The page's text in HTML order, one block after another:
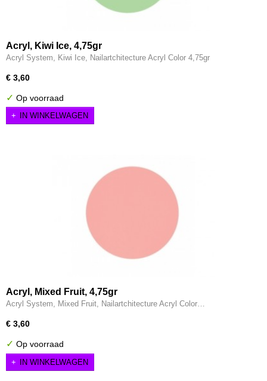
Acryl, Kiwi Ice, 4,75gr
Acryl System, Kiwi Ice, Nailartchitecture Acryl Color 4,75gr
€ 3,60
✓ Op voorraad
IN WINKELWAGEN
Acryl, Mixed Fruit, 4,75gr
Acryl System, Mixed Fruit, Nailartchitecture Acryl Color…
€ 3,60
✓ Op voorraad
IN WINKELWAGEN